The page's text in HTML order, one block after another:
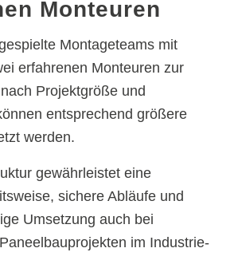
Monteuren
Montageteams mit
erfahrenen Monteuren zur
Projektgröße und
entsprechend größere
werden.
gewährleistet eine
sichere Abläufe und
Umsetzung auch bei
im Industrie-